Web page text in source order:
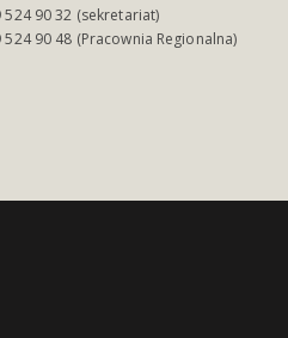
524 90 32 (sekretariat)
524 90 48 (Pracownia Regionalna)